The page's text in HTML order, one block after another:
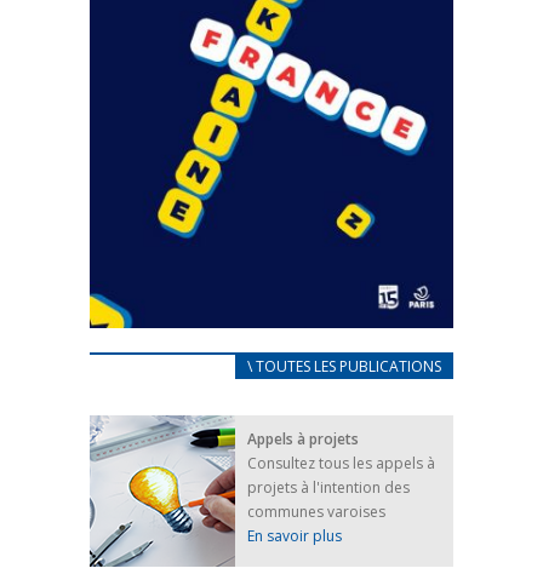
CARNET D’ACCUEIL
25 avril 2022
Afin d’accompagner au mieux les réfugiés
ukrainiens arrivés en France,...
FEUILLETER
\ TOUTES LES PUBLICATIONS
Appels à projets
Consultez tous les appels à
projets à l'intention des
communes varoises
En savoir plus